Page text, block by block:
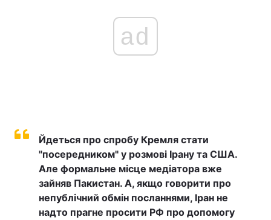
ad
Йдеться про спробу Кремля стати
"посередником" у розмові Ірану та США.
Але формальне місце медіатора вже
зайняв Пакистан. А, якщо говорити про
непублічний обмін посланнями, Іран не
надто прагне просити РФ про допомогу